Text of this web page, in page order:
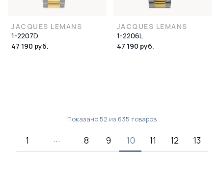
JACQUES LEMANS
1-2207D
47 190 руб.
JACQUES LEMANS
1-2206L
47 190 руб.
Показано 52 из 635 товаров
1 8 9 10 11 12 13